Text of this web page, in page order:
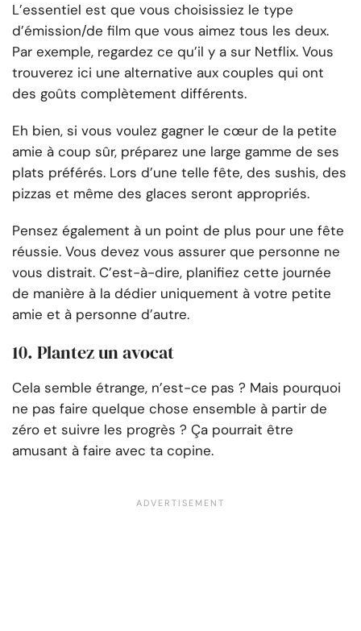
L’essentiel est que vous choisissiez le type
d’émission/de film que vous aimez tous les deux.
Par exemple, regardez ce qu’il y a sur Netflix. Vous
trouverez ici une alternative aux couples qui ont
des goûts complètement différents.
Eh bien, si vous voulez gagner le cœur de la petite
amie à coup sûr, préparez une large gamme de ses
plats préférés. Lors d’une telle fête, des sushis, des
pizzas et même des glaces seront appropriés.
Pensez également à un point de plus pour une fête
réussie. Vous devez vous assurer que personne ne
vous distrait. C’est-à-dire, planifiez cette journée
de manière à la dédier uniquement à votre petite
amie et à personne d’autre.
10. Plantez un avocat
Cela semble étrange, n’est-ce pas ? Mais pourquoi
ne pas faire quelque chose ensemble à partir de
zéro et suivre les progrès ? Ça pourrait être
amusant à faire avec ta copine.